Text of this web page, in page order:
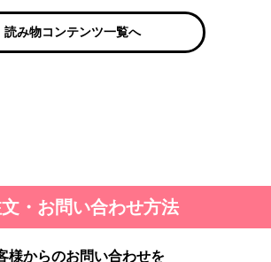
読み物コンテンツ一覧へ
・お問い合わせ方法
様からのお問い合わせを